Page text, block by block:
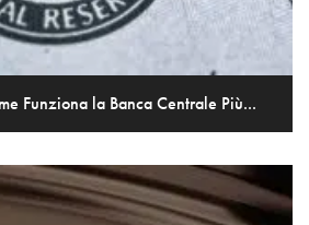
Funziona la Banca Centrale Più...